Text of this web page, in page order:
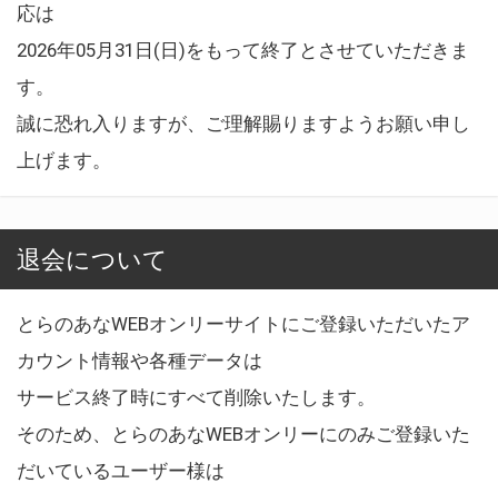
応は
2026年05月31日(日)をもって終了とさせていただきま
す。
誠に恐れ入りますが、ご理解賜りますようお願い申し
上げます。
退会について
とらのあなWEBオンリーサイトにご登録いただいたア
カウント情報や各種データは
サービス終了時にすべて削除いたします。
そのため、とらのあなWEBオンリーにのみご登録いた
だいているユーザー様は